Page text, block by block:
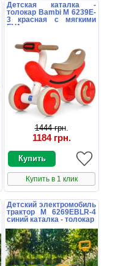
Детская каталка -
толокар Bambi M 6239E-
3 красная с мягкими
EVA колесами
1444 грн.
1184 грн.
Купить в 1 клик
Детский электромобиль
трактор M 6269EBLR-4
синий каталка - толокар